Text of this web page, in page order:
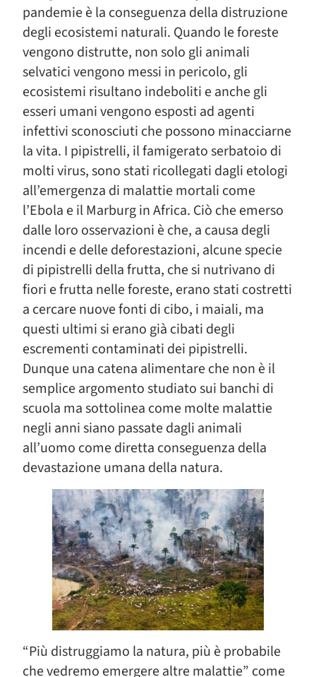
pandemie è la conseguenza della distruzione
degli ecosistemi naturali. Quando le foreste
vengono distrutte, non solo gli animali
selvatici vengono messi in pericolo, gli
ecosistemi risultano indeboliti e anche gli
esseri umani vengono esposti ad agenti
infettivi sconosciuti che possono minacciarne
la vita. I pipistrelli, il famigerato serbatoio di
molti virus, sono stati ricollegati dagli etologi
all’emergenza di malattie mortali come
l’Ebola e il Marburg in Africa. Ciò che emerso
dalle loro osservazioni è che, a causa degli
incendi e delle deforestazioni, alcune specie
di pipistrelli della frutta, che si nutrivano di
fiori e frutta nelle foreste, erano stati costretti
a cercare nuove fonti di cibo, i maiali, ma
questi ultimi si erano già cibati degli
escrementi contaminati dei pipistrelli.
Dunque una catena alimentare che non è il
semplice argomento studiato sui banchi di
scuola ma sottolinea come molte malattie
negli anni siano passate dagli animali
all’uomo come diretta conseguenza della
devastazione umana della natura.
“Più distruggiamo la natura, più è probabile
che vedremo emergere altre malattie” come